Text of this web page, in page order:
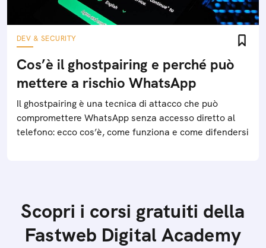
DEV & SECURITY
Cos’è il ghostpairing e perché può
mettere a rischio WhatsApp
Il ghostpairing è una tecnica di attacco che può
compromettere WhatsApp senza accesso diretto al
telefono: ecco cos’è, come funziona e come difendersi
Scopri i corsi gratuiti della
Fastweb Digital Academy